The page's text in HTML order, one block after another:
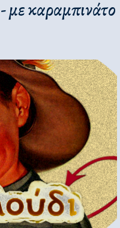
- με καραμπινάτο